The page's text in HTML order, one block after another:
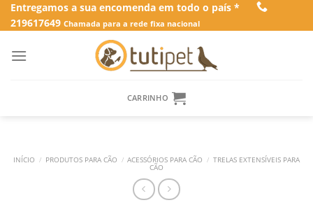
SkipEntregamos a sua encomenda em todo o país *
219617649 Chamada para a rede fixa nacional
CARRINHO
INÍCIO / PRODUTOS PARA CÃO / ACESSÓRIOS PARA CÃO / TRELAS EXTENSÍVEIS PARA
CÃO